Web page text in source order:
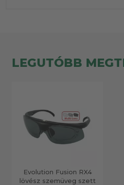
LEGUTÓBB
Evolution Fusion RX4
lövész szemüveg szett